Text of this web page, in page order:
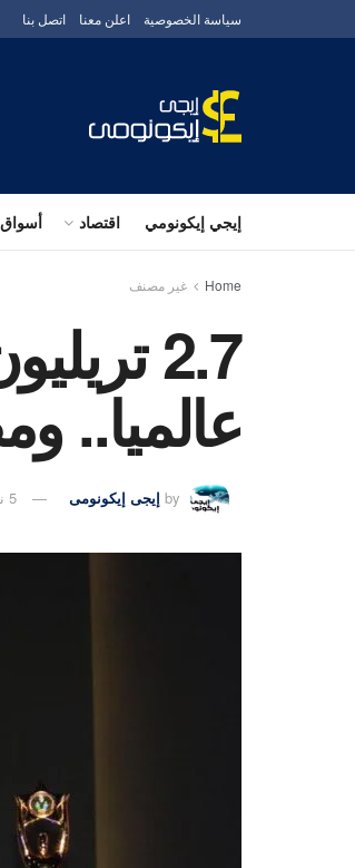
سياسة الخصوصية اعلن معنا اتصل بنا
إيجي إيكونومي اقتصاد
Home غير مصنف
2.7
عالميا..
by إيجى إيكونومى 5 نوفمبر، 2020